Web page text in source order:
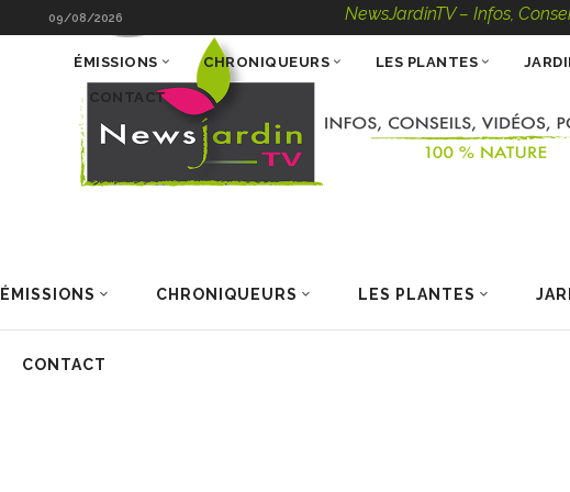
09/08/2026 NewsJardinTV – Infos, Conseils,
ÉMISSIONS CHRONIQUEURS LES PLANTES
CONTACT
ÉMISSIONS CHRONIQUEURS LES PLANTES
CONTACT